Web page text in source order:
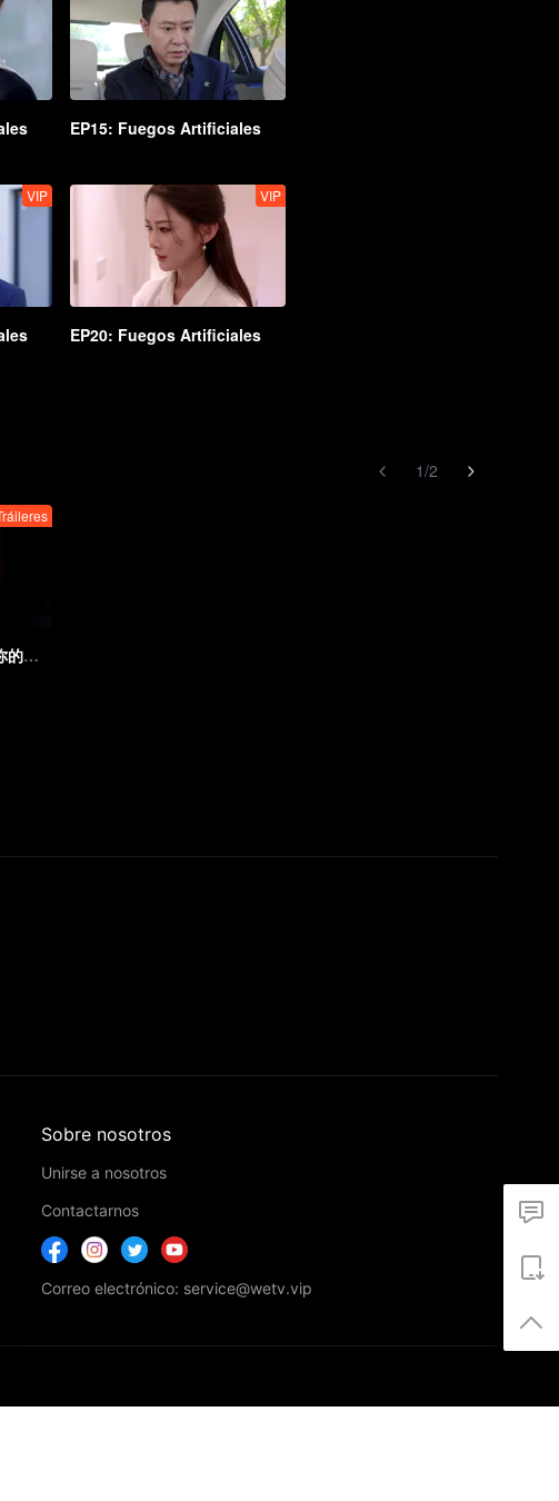
EP15: Fuegos Artificiales
VIP VIP
EP20: Fuegos Artificiales
1/2
花絮：天台吻名场面，你的身上满是星光
Sobre nosotros
Unirse a nosotros
Contactarnos
Correo electrónico: service@wetv.vip